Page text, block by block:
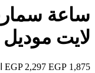
لايت موديل OSW-824
1,875 EGP
2,297 EGP